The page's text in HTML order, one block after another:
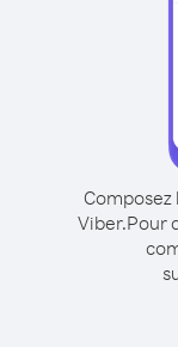
Viber.Pour